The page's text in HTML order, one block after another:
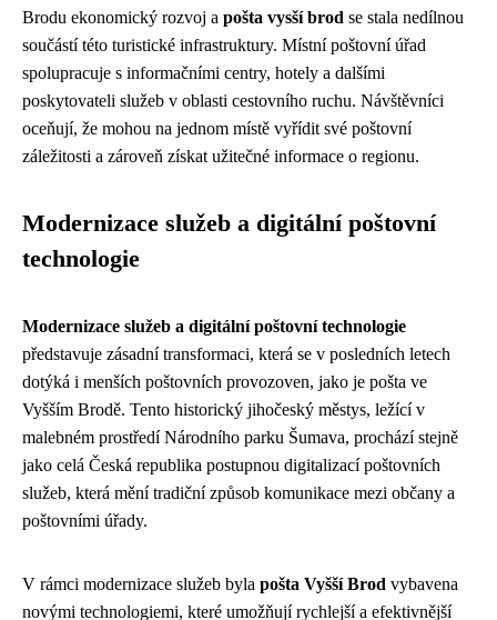
Brodu ekonomický rozvoj a pošta vysší brod se stala nedílnou
součástí této turistické infrastruktury. Místní poštovní úřad
spolupracuje s informačními centry, hotely a dalšími
poskytovateli služeb v oblasti cestovního ruchu. Návštěvníci
oceňují, že mohou na jednom místě vyřídit své poštovní
záležitosti a zároveň získat užitečné informace o regionu.
Modernizace služeb a digitální poštovní
technologie
Modernizace služeb a digitální poštovní technologie
představuje zásadní transformaci, která se v posledních letech
dotýká i menších poštovních provozoven, jako je pošta ve
Vyšším Brodě. Tento historický jihočeský městys, ležící v
malebném prostředí Národního parku Šumava, prochází stejně
jako celá Česká republika postupnou digitalizací poštovních
služeb, která mění tradiční způsob komunikace mezi občany a
poštovními úřady.
V rámci modernizace služeb byla pošta Vyšší Brod vybavena
novými technologiemi, které umožňují rychlejší a efektivnější